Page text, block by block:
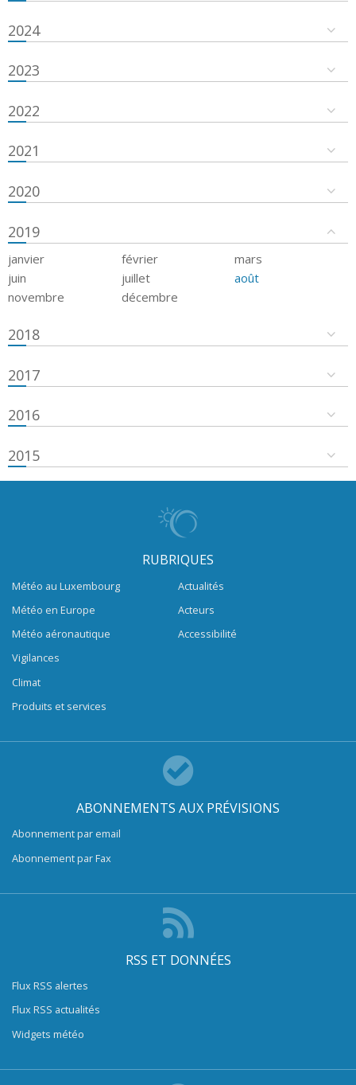
2024
2023
2022
2021
2020
2019
janvier février
mars
juin
juillet
août
novembre
décembre
2018
2017
2016
2015
RUBRIQUES
Météo au Luxembourg
Météo en Europe
Météo aéronautique
Vigilances
Climat
Produits et services
Actualités
Acteurs
Accessibilité
ABONNEMENTS AUX PRÉVISIONS
Abonnement par email
Abonnement par Fax
RSS ET DONNÉES
Flux RSS alertes
Flux RSS actualités
Widgets météo